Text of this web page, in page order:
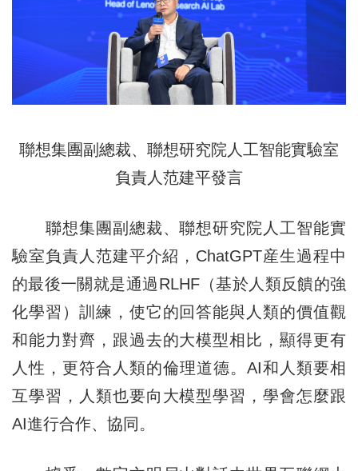
聯想集團副總裁、聯想研究院人工智能實驗室
負責人范建平發言
聯想集團副總裁、聯想研究院人工智能實
驗室負責人范建平介紹，ChatGPT産生過程中
的最後一關就是通過RLHF（基於人類反饋的強
化學習）訓練，使它的回答能與人類的價值觀
和能力對齊，跟過去的大模型相比，顯得更有
人性，更符合人類的倫理道德。AI和人類要相
互學習，人類也要向大模型學習，學會怎麼跟
AI進行合作、協同。